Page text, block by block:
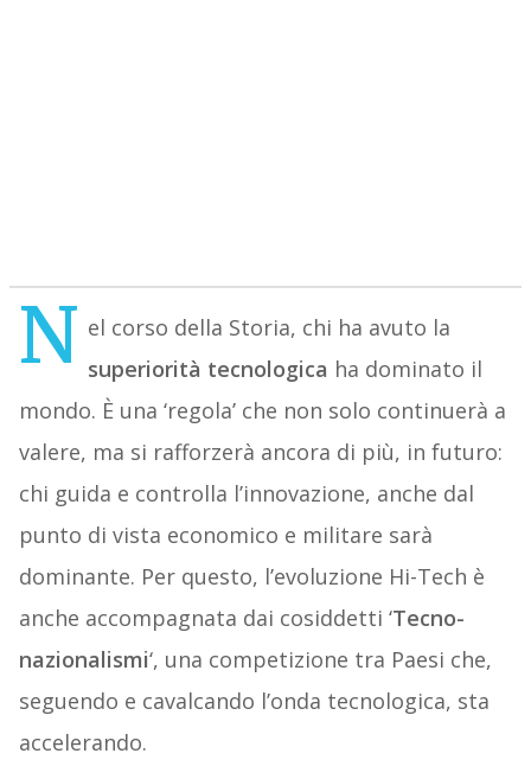
N el corso della Storia, chi ha avuto la
superiorità tecnologica ha dominato il
mondo. È una ‘regola’ che non solo continuerà a
valere, ma si rafforzerà ancora di più, in futuro:
chi guida e controlla l’innovazione, anche dal
punto di vista economico e militare sarà
dominante. Per questo, l’evoluzione Hi-Tech è
anche accompagnata dai cosiddetti ‘Tecno-
nazionalismi‘, una competizione tra Paesi che,
seguendo e cavalcando l’onda tecnologica, sta
accelerando.